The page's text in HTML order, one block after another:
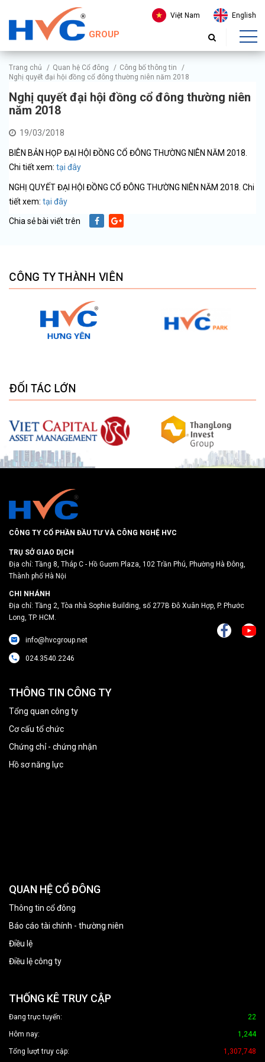
GROUP
Việt Nam English
Trang chủ / Quan hệ Cổ đông / Công bố thông tin
/
Nghị quyết đại hội đồng cổ đông thường niên năm 2018
Nghị quyết đại hội đồng cổ đông thường niên
năm 2018
19/03/2018
BIÊN BẢN HỌP ĐẠI HỘI ĐỒNG CỔ ĐÔNG THƯỜNG NIÊN NĂM 2018.
Chi tiết xem: tại đây
NGHỊ QUYẾT ĐẠI HỘI ĐỒNG CỔ ĐÔNG THƯỜNG NIÊN NĂM 2018. Chi
tiết xem: tại đây
Chia sẻ bài viết trên
CÔNG TY THÀNH VIÊN
ĐỐI TÁC LỚN
CÔNG TY CỔ PHẦN ĐẦU TƯ VÀ CÔNG NGHỆ HVC
TRỤ SỞ GIAO DỊCH
Địa chỉ: Tầng 8, Tháp C - Hồ Gươm Plaza, 102 Trần Phú, Phường Hà Đông,
Thành phố Hà Nội
CHI NHÁNH
Địa chỉ: Tầng 2, Tòa nhà Sophie Building, số 277B Đỗ Xuân Hợp, P. Phước
Long, TP. HCM.
info@hvcgroup.net
024.3540.2246
THÔNG TIN CÔNG TY
Tổng quan công ty
Cơ cấu tổ chức
Chứng chỉ - chứng nhận
Hồ sơ năng lực
QUAN HỆ CỔ ĐÔNG
Thông tin cổ đông
Báo cáo tài chính - thường niên
Điều lệ
Điều lệ công ty
THỐNG KÊ TRUY CẬP
Đang trực tuyến: 22
Hôm nay: 1,244
Tổng lượt truy cập: 1,307,748